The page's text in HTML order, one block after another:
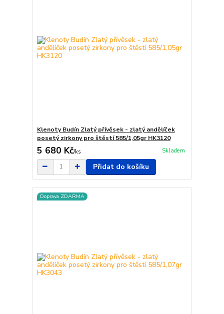
Klenoty Budín Zlatý přívěsek - zlatý andělíček
posetý zirkony pro štěstí 585/1,05gr HK3120
5 680 Kč/ks Skladem
Přidat do košíku
Doprava ZDARMA